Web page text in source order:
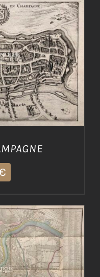
/ DETTAGLI
/ DETTAGLI